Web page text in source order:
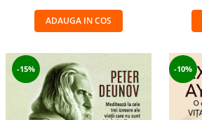
ADAUGA IN COS
-15% -10%